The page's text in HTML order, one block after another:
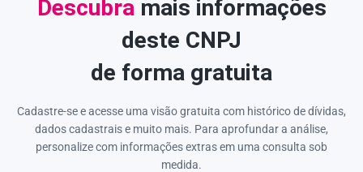
Descubramais informações
deste CNPJ
de forma gratuita
Cadastre-se e acesse uma visão gratuita com histórico de dívidas,
dados cadastrais e muito mais. Para aprofundar a análise,
personalize com informações extras em uma consulta sob
medida.